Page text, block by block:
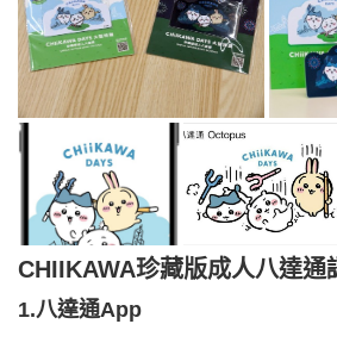
CHIIKAWA珍藏版成人八達通
1.八達通App